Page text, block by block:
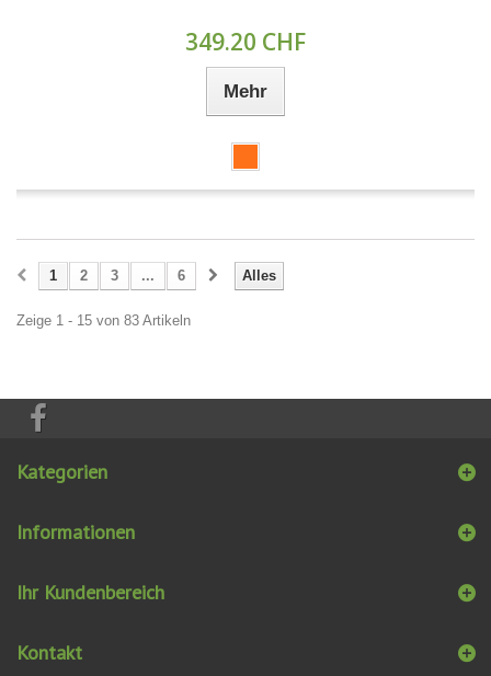
349.20 CHF
Mehr
Alles
1 2 3 ... 6
Zeige 1 - 15 von 83 Artikeln
Kategorien
Informationen
Ihr Kundenbereich
Kontakt